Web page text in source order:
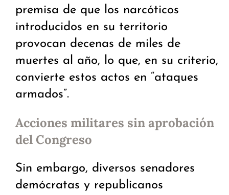
premisa de que los narcóticos
introducidos en su territorio
provocan decenas de miles de
muertes al año, lo que, en su criterio,
convierte estos actos en “ataques
armados”.
Acciones militares sin aprobación
del Congreso
Sin embargo, diversos senadores
demócratas y republicanos